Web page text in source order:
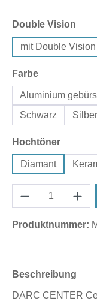
Double Vision
mit Double Vision
Farbeauswählen
Aluminium
Schwarz
Silber
Hochtöner
Diamant
Produktnummer:
Beschreibung
DARC CENTER